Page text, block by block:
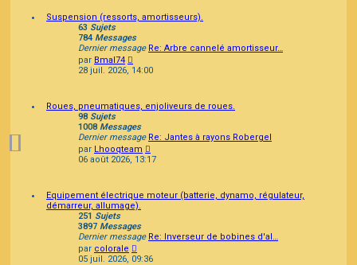
Suspension (ressorts, amortisseurs).
63 Sujets
784 Messages
Dernier message Re: Arbre cannelé amortisseur…
par Bmal74
le
28 juil. 2026, 14:00
Roues, pneumatiques, enjoliveurs de roues.
98 Sujets
1008 Messages
Dernier message Re: Jantes à rayons Robergel
par Lhooqteam
le
06 août 2026, 13:17
Equipement électrique moteur (batterie, dynamo, régulateur,
démarreur, allumage).
251 Sujets
3897 Messages
Dernier message Re: Inverseur de bobines d'al…
par colorale
le
05 juil. 2026, 09:36